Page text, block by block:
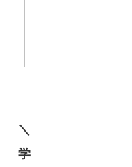
＼
学